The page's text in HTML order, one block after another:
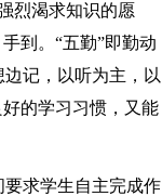
烈渴求知识的愿
到。“五勤”即勤动
记，以听为主，以
的学习习惯，又能
求学生自主完成作